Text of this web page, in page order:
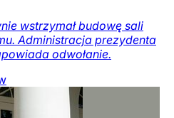
wstrzymał budowę sali
Administracja prezydenta
odwołanie.